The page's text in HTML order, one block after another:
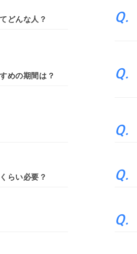
どんな人？
めの期間は？
らい必要？